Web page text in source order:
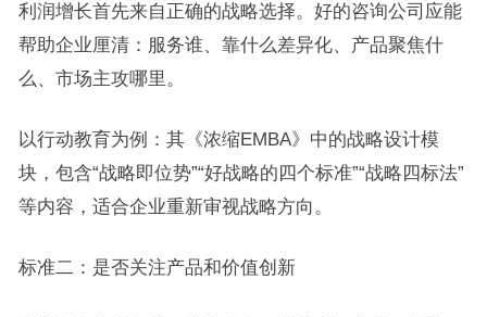
利润增长首先来自正确的战略选择。好的咨询公司应能
帮助企业厘清：服务谁、靠什么差异化、产品聚焦什
么、市场主攻哪里。
以行动教育为例：其《浓缩EMBA》中的战略设计模
块，包含“战略即位势”“好战略的四个标准”“战略四标法”
等内容，适合企业重新审视战略方向。
标准二：是否关注产品和价值创新